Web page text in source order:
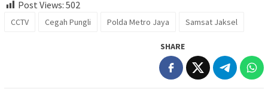
Post Views: 502
CCTV Cegah Pungli Polda Metro Jaya Samsat Jaksel
SHARE